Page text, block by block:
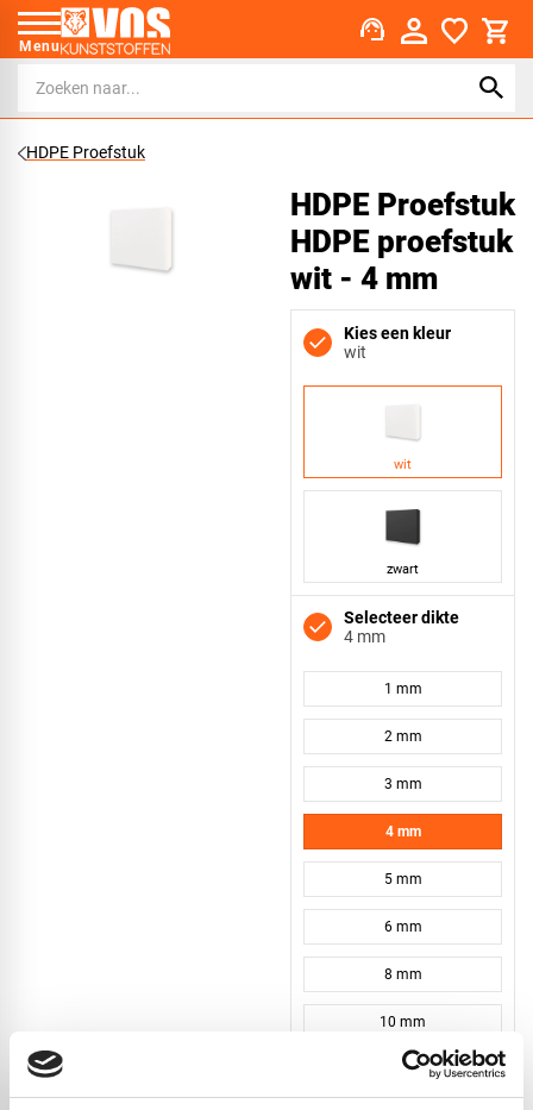
Menu support_agent
HDPE Proefstuk
HDPE Proefstuk
HDPE proefstuk
wit - 4 mm
Kies een kleur
wit
wit
zwart
Selecteer dikte
4 mm
1 mm
2 mm
3 mm
4 mm
5 mm
6 mm
8 mm
10 mm
Artikelnummer: HDPE proefstuk
wit - 4 mm